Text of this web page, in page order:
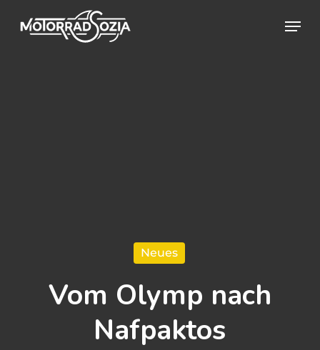
Menu
Neues
Vom Olymp nach
Nafpaktos